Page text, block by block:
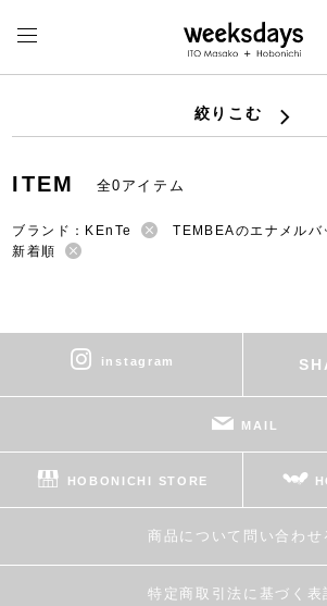
絞りこむ
ITEM 全0アイテム
ブランド：KEnTe
TEMBEAのエナメルバ
新着順
instagram
MAIL
HOBONICHI STORE
商品について問い合わせ
特定商取引法に基づく表